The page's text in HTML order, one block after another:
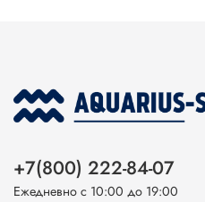
+7(800) 222-84-07
Ежедневно с 10:00 до 19:00